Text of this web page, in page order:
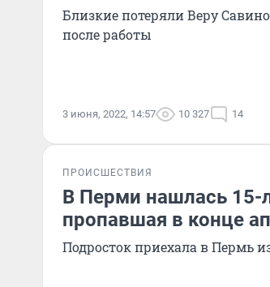
Близкие потеряли Веру
после работы
3 июня, 2022, 14:57 10 327 14
ПРОИСШЕСТВИЯ
В Перми нашлась 15-
пропавшая в конце
Подросток приехала в Пермь